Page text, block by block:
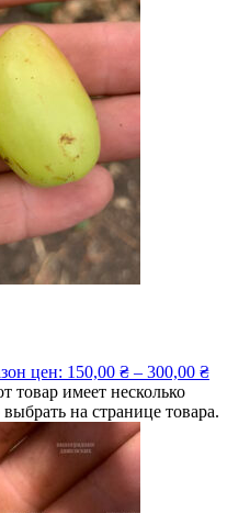
цен: 150,00 ₴ – 300,00 ₴
товар имеет несколько
на странице товара.